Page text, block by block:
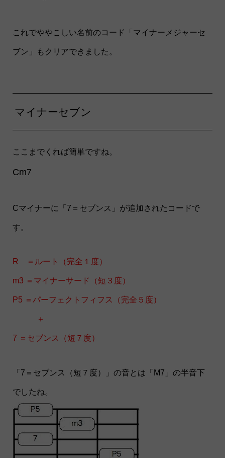
これでややこしい名前のコード「マイナーメジャーセ
ブン」もクリアできました。
マイナーセブン
ここまでくれば簡単ですね。
Cm7
Cマイナーに「7＝セブンス」が追加されたコードで
す。
R ＝ルート（完全１度）
m3 ＝マイナーサード（短３度）
P5 ＝パーフェクトフィフス（完全５度）
＋
7 ＝セブンス（短７度）
「7＝セブンス（短７度）」の音とは「M7」の半音下
でしたね。